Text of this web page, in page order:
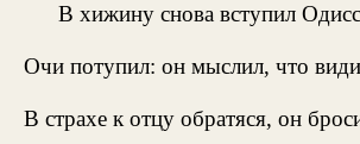
В хижину снова вступил
Очи потупил: он мыслил, что
В страхе к отцу обратяся, он